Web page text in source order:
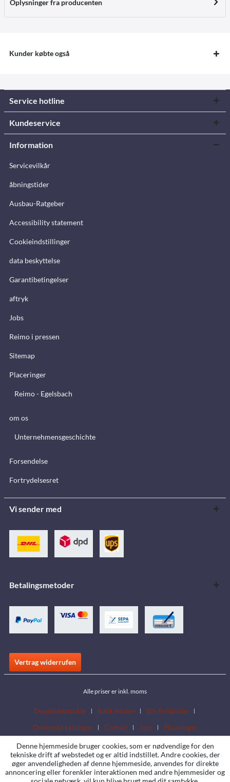
Oplysninger fra producenten
Kunder købte også
Service hotline
Kundeservice
Information
Servicevilkår
åbningstider
Ausbau-Ratgeber
Accessibility statement
Cookieindstillinger
data beskyttelse
Garantibetingelser
aftryk
Jobs
Reimo i pressen
Sitemap
Placeringer
Reimo - Egelsbach
om os
Unternehmensgeschichte
Forsendelse
Fortrydelsesret
Vi sender med
Betalingsmetoder
Vertrag widerrufen
Alle priser er inkl. moms
Downloadområde Butik locator
Bliv forhandler
Download kataloger
Contact Jobs Placeringer
Denne hjemmeside bruger cookies, som er nødvendige for den
tekniske drift af webstedet og er altid indstillet. Andre cookies, der
øger anvendeligheden af denne hjemmeside, anvendes for direkte
annoncering eller forenkler interaktionen med andre hjemmesider og